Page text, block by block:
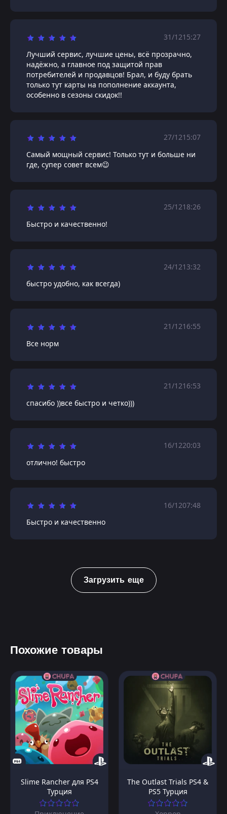
31/1215:27
Лучший сервис, лучшие цены, всё прозрачно,
надёжно, а главное под защитой прав
потребителей и продавцов! Брал, и буду брать
только тут карты на пополнение аккаунта,
особенно в сезоны скидок!!
27/1215:07
Самый мощный сервис! Только тут и больше ни
где, супер совет всем😉
25/1218:26
Быстро и качественно!
24/1213:32
быстро удобно, как всегда)
21/1216:55
Все норм
21/1216:53
спасибо ))все быстро и четко)))
16/1220:03
отлично! быстро
16/1207:48
Быстро и качественно
Загрузить еще
Похожие товары
Slime Rancher для PS4
Турция
The Outlast Trials PS4 &
PS5 Турция